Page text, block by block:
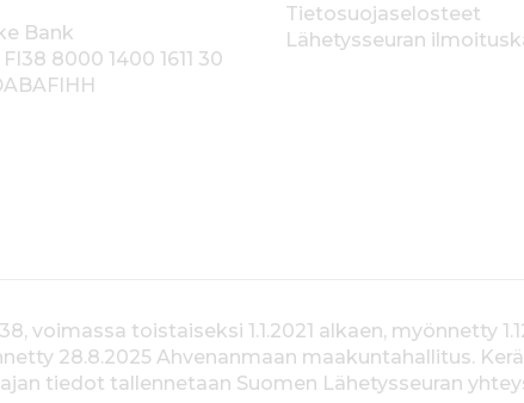
Bank
FI38 8000 1400 1611 30
Tietosuojaselosteet
Lähetysseuran
voimassa toistaiseksi 1.1.2021 alkaen, myönnetty
28.8.2025 Ahvenanmaan maakuntahallitus.
tiedot tallennetaan Suomen Lähetysseuran